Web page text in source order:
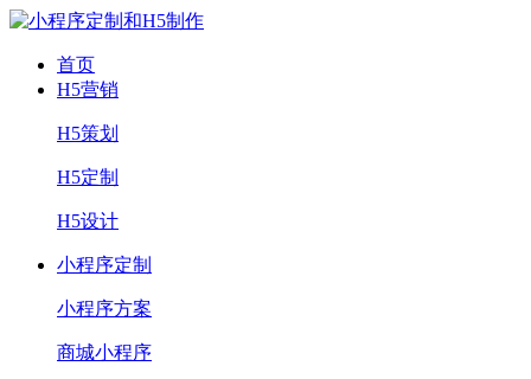
首页
H5营销
H5策划
H5定制
H5设计
小程序定制
小程序方案
商城小程序